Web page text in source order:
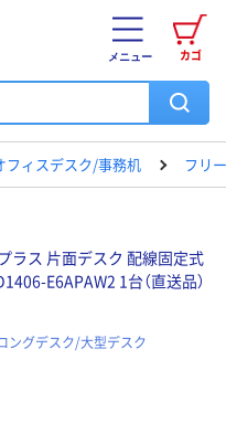
カゴ
メニュー
フィスデスク/事務机 フリ
ラス 片面デスク 配線固定式
E6APAW2 1台（直送品）
ングデスク/大型デスク